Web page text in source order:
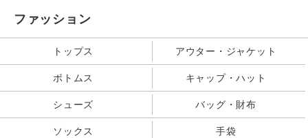
ファッション
トップス アウター・ジャケット
ボトムス キャップ・ハット
シューズ バッグ・財布
ソックス 手袋